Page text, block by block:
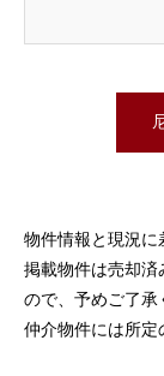
物件情報と現況に
掲載物件は売却済
ので、予めご了承
仲介物件には所定